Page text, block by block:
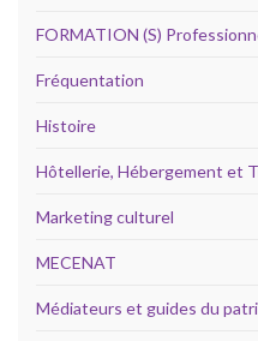
FORMATION (S)
Fréquentation
Histoire
Hôtellerie, Hébergement et
Marketing culturel
MECENAT
Médiateurs et guides du